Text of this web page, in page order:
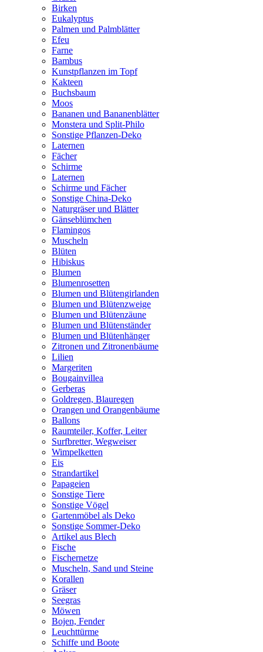
Birken
Eukalyptus
Palmen und Palmblätter
Efeu
Farne
Bambus
Kunstpflanzen im Topf
Kakteen
Buchsbaum
Moos
Bananen und Bananenblätter
Monstera und Split-Philo
Sonstige Pflanzen-Deko
Laternen
Fächer
Schirme
Laternen
Schirme und Fächer
Sonstige China-Deko
Naturgräser und Blätter
Gänseblümchen
Flamingos
Muscheln
Blüten
Hibiskus
Blumen
Blumenrosetten
Blumen und Blütengirlanden
Blumen und Blütenzweige
Blumen und Blütenzäune
Blumen und Blütenständer
Blumen und Blütenhänger
Zitronen und Zitronenbäume
Lilien
Margeriten
Bougainvillea
Gerberas
Goldregen, Blauregen
Orangen und Orangenbäume
Ballons
Raumteiler, Koffer, Leiter
Surfbretter, Wegweiser
Wimpelketten
Eis
Strandartikel
Papageien
Sonstige Tiere
Sonstige Vögel
Gartenmöbel als Deko
Sonstige Sommer-Deko
Artikel aus Blech
Fische
Fischernetze
Muscheln, Sand und Steine
Korallen
Gräser
Seegras
Möwen
Bojen, Fender
Leuchttürme
Schiffe und Boote